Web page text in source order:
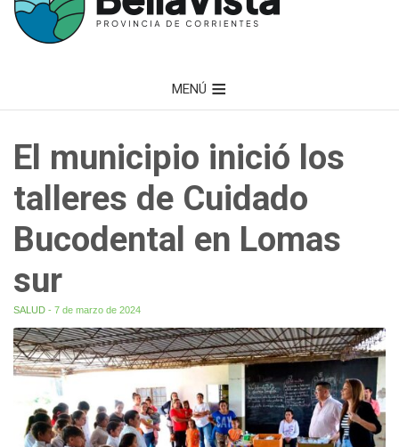
MENÚ
El municipio inició los
talleres de Cuidado
Bucodental en Lomas
sur
SALUD - 7 de marzo de 2024